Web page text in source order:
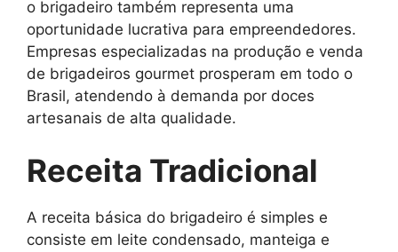
o brigadeiro também representa uma
oportunidade lucrativa para empreendedores.
Empresas especializadas na produção e venda
de brigadeiros gourmet prosperam em todo o
Brasil, atendendo à demanda por doces
artesanais de alta qualidade.
Receita Tradicional
A receita básica do brigadeiro é simples e
consiste em leite condensado, manteiga e